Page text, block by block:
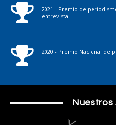
2021 - Premio de
entrevista
2020 - Premio Nacional de
Nuestros